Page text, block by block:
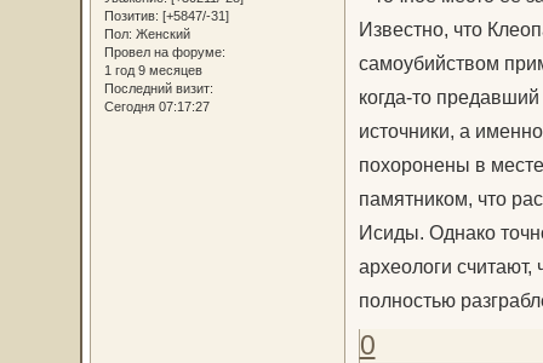
Позитив: [+5847/-31]
Пол: Женский
Провел на форуме:
1 год 9 месяцев
Последний визит:
Сегодня 07:17:27
Известно, что
самоубийством
когда-то
источники, а
похоронены в
памятником, что
Исиды. Однако
археологи
полностью
0